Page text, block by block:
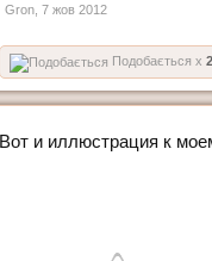
Gron 7 жов 2012
Подобається x 2
Вот и иллюстрация к